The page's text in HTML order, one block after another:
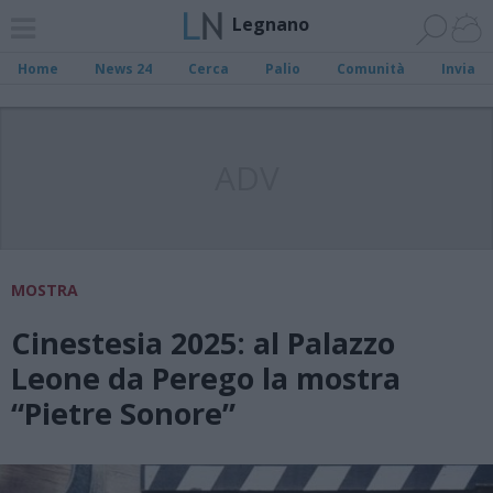
Legnano
Home News 24 Cerca Palio Comunità Invia
MOSTRA
Cinestesia 2025: al Palazzo
Leone da Perego la mostra
“Pietre Sonore”